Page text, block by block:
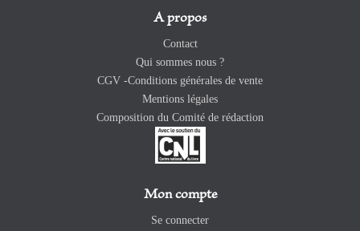
A propos
Contact
Qui sommes nous ?
CGV -Conditions générales de vente
Mentions légales
Composition du Comité de rédaction
Mon compte
Se connecter